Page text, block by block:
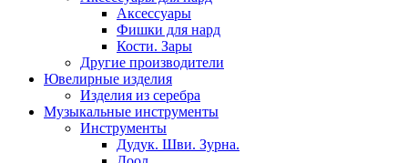
Аксессуары
Фишки для нард
Кости. Зары
Другие производители
Ювелирные изделия
Изделия из серебра
Музыкальные инструменты
Инструменты
Дудук. Шви. Зурна.